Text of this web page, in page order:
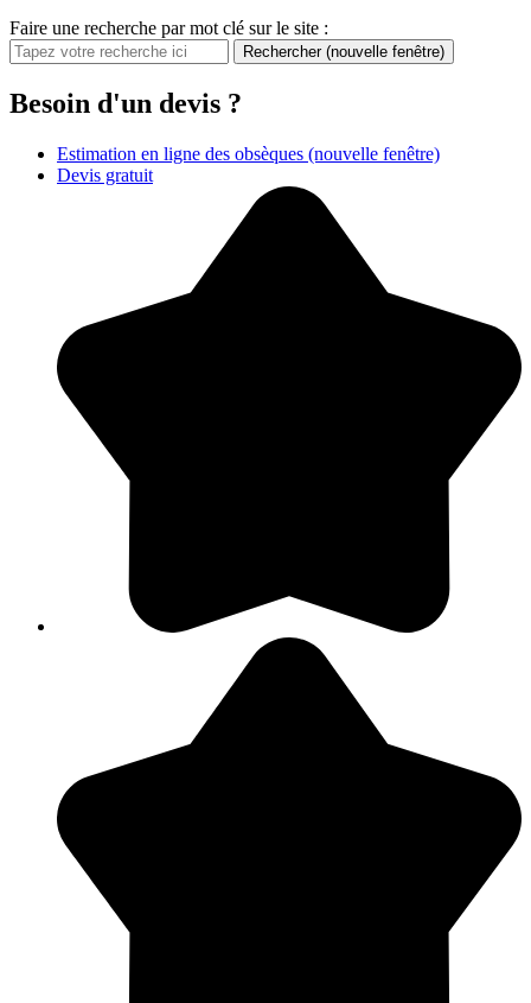
Faire une recherche par mot clé sur le site :
Rechercher (nouvelle fenêtre)
Besoin d'un devis ?
Estimation en ligne des obsèques (nouvelle fenêtre)
Devis gratuit